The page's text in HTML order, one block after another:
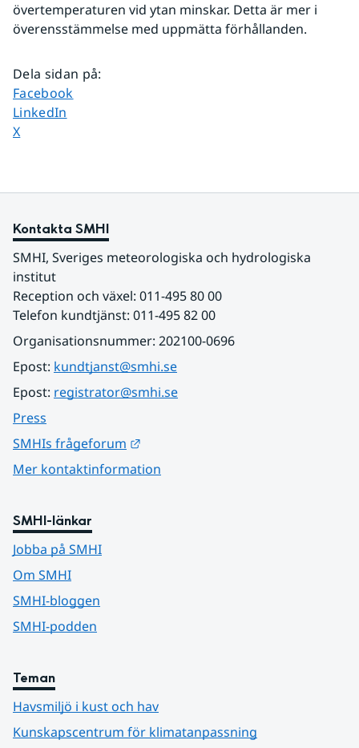
övertemperaturen vid ytan minskar. Detta är mer i
överensstämmelse med uppmätta förhållanden.
Dela sidan på:
Dela sidan på
Facebook
Dela sidan på
LinkedIn
Dela sidan på
X
Kontakta SMHI
SMHI, Sveriges meteorologiska och hydrologiska
institut
Reception och växel: 011-495 80 00
Telefon kundtjänst: 011-495 82 00
Organisationsnummer: 202100-0696
Epost: kundtjanst@smhi.se
Epost: registrator@smhi.se
Press
SMHIs frågeforum
Mer kontaktinformation
SMHI-länkar
Jobba på SMHI
Om SMHI
SMHI-bloggen
SMHI-podden
Teman
Havsmiljö i kust och hav
Kunskapscentrum för klimatanpassning